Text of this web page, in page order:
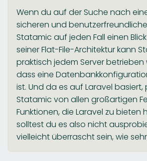
Wenn du auf der Suche nach
sicheren und
Statamic auf jeden Fall einen
seiner Flat-File-Architektur kann
praktisch jedem Server betrieben
dass eine
ist. Und da es auf Laravel
Statamic von allen großartigen
Funktionen, die Laravel zu bieten
solltest du es also nicht
vielleicht überrascht sein, wie